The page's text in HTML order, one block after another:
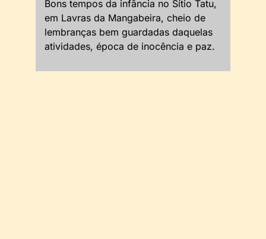
Bons tempos da infância no Sítio Tatu,
em Lavras da Mangabeira, cheio de
lembranças bem guardadas daquelas
atividades, época de inocência e paz.